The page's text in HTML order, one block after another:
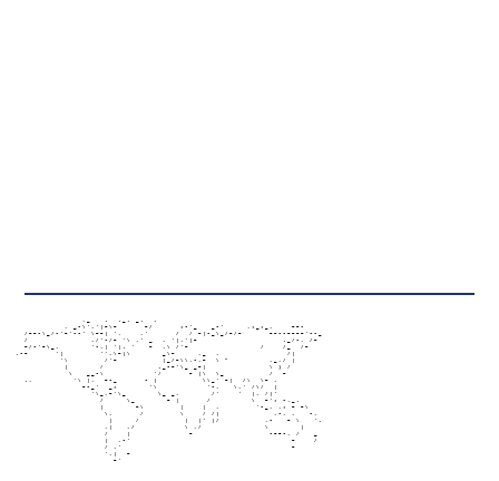
,_   .  ._. _.  .
, _-\','|~\~      ~/      ;-'_   _-'     ,;_;_,    ~~-
/~~-\_/-'~'--' \~~| ',    ,'      /  / ~|-_\_/~/~      ~~--~~~~'--_
/              ,/'-/~ '\ ,' _  , '|,'|~                   ._/-, /~
~/-'~\_,       '-,| '|. '   ~  ,\ /'~                /    /_  /~
.-~      '|        '',\~|\       _\~     ,_  ,               /|
'\        /'~          |_/~\\,-,~  \ "         ,_,/ |
|       /            ._-~'\_ _~|              \ ) /
\   __-\           '/      ~ |\  \_          /  ~
.,         '\ |,  ~-_      - |          \\_' ~|  /\  \~ ,
~-_'  _;       '\           '-,   \,' /\/  |
'\_,~'\_       \_ _,       /'    '  |, /|'
/     \_       ~ |      /         \  ~'; -,_.
|       ~\        |    |  ,        '-_, ,; ~ ~\
\,      /        \    / /|            ,-, ,   -,
[]/          |  |' |/          ,-   ~ \   '.
,|   ,/           \ ,/              \       |
/    |             ~                 -~~-, /   _
|  ,-'                                    ~    /
/ ,'                                      ~
',|  ~
~'